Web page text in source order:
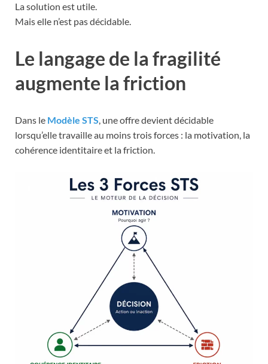
La solution est utile.
Mais elle n’est pas décidable.
Le langage de la fragilité
augmente la friction
Dans le Modèle STS , une offre devient décidable
lorsqu’elle travaille au moins trois forces : la motivation, la
cohérence identitaire et la friction.